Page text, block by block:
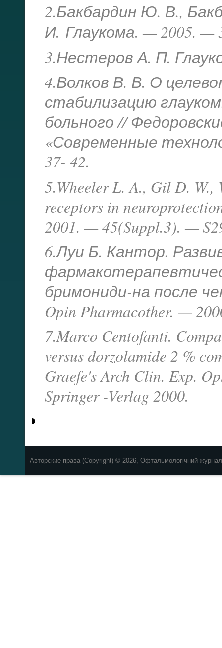
2.Бакбардин Ю. В.,
И. Глаукома. — 2005. —
3.Нестеров А. П.
4.Волков В. В. О
стабилизацию
больного //
«Современные
37- 42.
5.Wheeler L. A., Gil D. W.,
receptors in
2001. — 45(Suppl.3). —
6.Луи Б. Кантор.
бримониди-на после
Opin Pharmacother. —
7.Marco Centofanti.
versus dorzolamide 2 %
Graefe's Arch Clin. Exp.
Springer -Verlag 2000.
Авторские права (Copyright) © 2026, Офтальмологічний